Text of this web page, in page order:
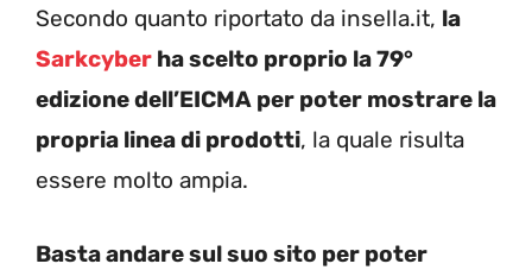
Secondo quanto riportato da insella.it, la
Sarkcyber ha scelto proprio la 79°
edizione dell’EICMA per poter mostrare la
propria linea di prodotti, la quale risulta
essere molto ampia.
Basta andare sul suo sito per poter